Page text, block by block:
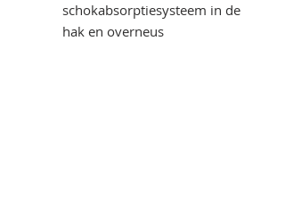
schokabsorptiesysteem in de
hak en overneus